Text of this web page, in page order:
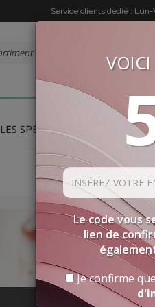
Service clients dédié : Lun-
LES SPÉCIALITÉS
Le code vous
lien de
Je confirme